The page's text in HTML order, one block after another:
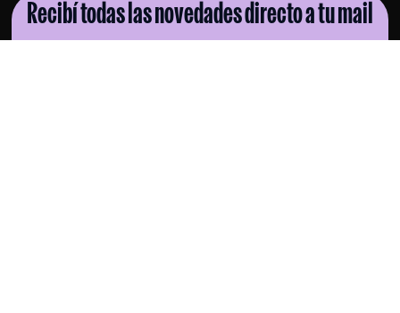
Recibí todas las novedades directo a tu mail